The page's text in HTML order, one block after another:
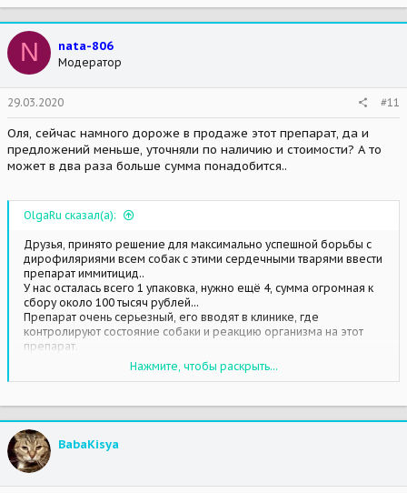
N nata-806
Модератор
29.03.2020 #11
Оля, сейчас намного дороже в продаже этот препарат, да и
предложений меньше, уточняли по наличию и стоимости? А то
может в два раза больше сумма понадобится..
OlgaRu сказал(а):
Друзья, принято решение для максимально успешной борьбы с
дирофиляриями всем собак с этими сердечными тварями ввести
препарат иммитицид..
У нас осталась всего 1 упаковка, нужно ещё 4, сумма огромная к
сбору около 100 тысяч рублей...
Препарат очень серьезный, его вводят в клинике, где
контролируют состояние собаки и реакцию организма на этот
препарат.
Всегда зарекаемся не брать южных собак, но как, как пройти
мимо, например, мимо Атрея при этом, зная, что собаку мы
обрекли на смерть?
Нажмите, чтобы раскрыть...
BabaKisya